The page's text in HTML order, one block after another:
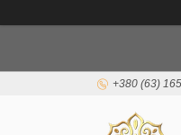
+380 (63)